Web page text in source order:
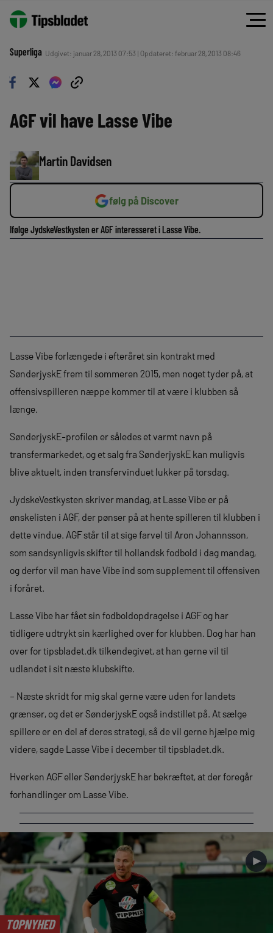
Superliga Udgivet: januar 28, 2013 07:53 | Opdateret: februar 28, 2013 08:46
AGF vil have Lasse Vibe
Martin Davidsen
følg på Discover
Ifølge JydskeVestkysten er AGF interesseret i Lasse Vibe.
Lasse Vibe forlængede i efteråret sin kontrakt med
SønderjyskE frem til sommeren 2015, men noget tyder på, at
offensivspilleren næppe kommer til at være i klubben så
længe.
SønderjyskE-profilen er således et varmt navn på
transfermarkedet, og et salg fra SønderjyskE kan muligvis
blive aktuelt, inden transfervinduet lukker på torsdag.
JydskeVestkysten skriver mandag, at Lasse Vibe er på
ønskelisten i AGF, der pønser på at hente spilleren til klubben i
dette vindue. AGF står til at sige farvel til Aron Johannsson,
som sandsynligvis skifter til hollandsk fodbold i dag mandag,
og derfor vil man have Vibe ind som supplement til offensiven
i foråret.
Lasse Vibe har fået sin fodboldopdragelse i AGF og har
tidligere udtrykt sin kærlighed over for klubben. Dog har han
over for tipsbladet.dk tilkendegivet, at han gerne vil til
udlandet i sit næste klubskifte.
– Næste skridt for mig skal gerne være uden for landets
grænser, og det er SønderjyskE også indstillet på. At sælge
spillere er en del af deres strategi, så de vil gerne hjælpe mig
videre, sagde Lasse Vibe i december til tipsbladet.dk.
Hverken AGF eller SønderjyskE har bekræftet, at der foregår
forhandlinger om Lasse Vibe.
TOPNYHED
►